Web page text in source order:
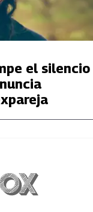
el silencio